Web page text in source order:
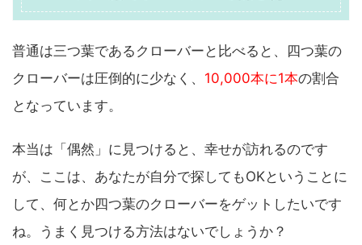
普通は三つ葉であるクローバーと比べると、四つ葉の
クローバーは圧倒的に少なく、 10,000本に1本の割合
となっています。
本当は「偶然」に見つけると、幸せが訪れるのです
が、ここは、あなたが自分で探してもOKということに
して、何とか四つ葉のクローバーをゲットしたいです
ね。うまく見つける方法はないでしょうか？